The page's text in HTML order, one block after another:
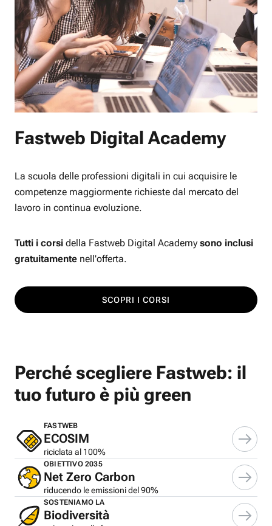
Fastweb Digital Academy
La scuola delle professioni digitali in cui acquisire le
competenze maggiormente richieste dal mercato del
lavoro in continua evoluzione.
Tutti i corsi della Fastweb Digital Academy sono inclusi
gratuitamente nell'offerta.
SCOPRI I CORSI
Perché scegliere Fastweb: il
tuo futuro è più green
FASTWEB
ECOSIM
riciclata al 100%
OBIETTIVO 2035
Net Zero Carbon
riducendo le emissioni del 90%
SOSTENIAMO LA
Biodiversità